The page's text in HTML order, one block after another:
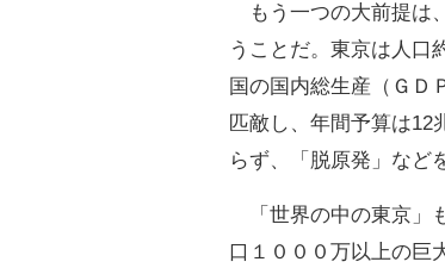
もう一つの大前提は
うことだ。東京は人口
国の国内総生産（ＧＤ
匹敵し、年間予算は12
らず、「脱原発」など
「世界の中の東京」
口１０００万以上の巨